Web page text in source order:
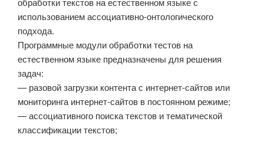
использованием ассоциативно-онтологического
подхода.
Программные модули обработки тестов на
естественном языке предназначены для решения
задач:
— разовой загрузки контента с интернет-сайтов или
мониторинга интернет-сайтов в постоянном режиме;
— ассоциативного поиска текстов и тематической
классификации текстов;